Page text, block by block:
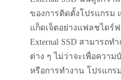
ของการติดตั้งโปรแกรม
แก็ดเจ็ตอย่างแฟลชได
External SSD สามารถ
ต่าง ๆ ไม่ว่าจะเพื่อความ
หรือการทำงาน โปรแกร